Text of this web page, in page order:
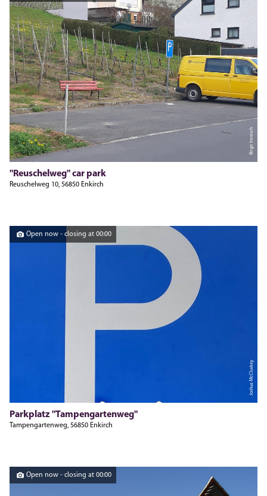
Birgit Immich
"Reuschelweg" car park
Reuschelweg 10, 56850 Enkirch
Joshua McCluskey
Open now - closing at 00:00
Parkplatz "Tampengartenweg"
Tampengartenweg, 56850 Enkirch
Open now - closing at 00:00